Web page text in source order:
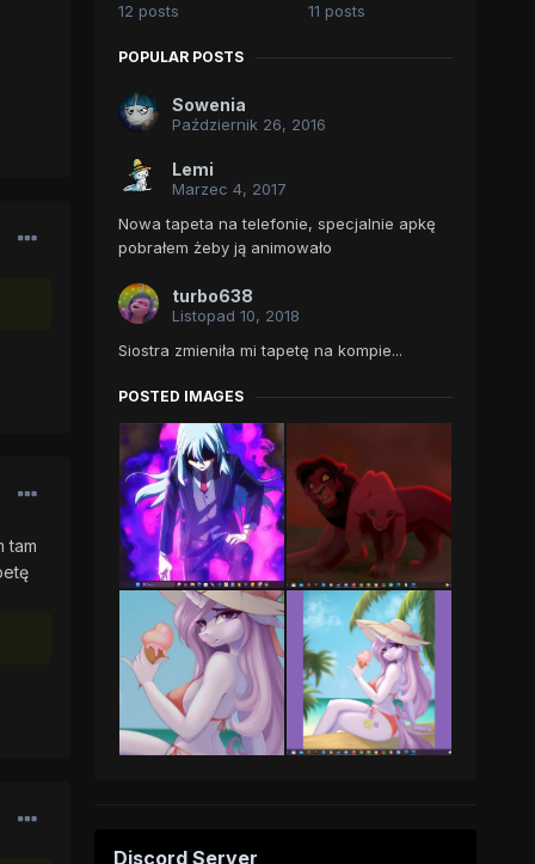
tam
12 posts
11 posts
POPULAR POSTS
Sowenia
Październik 26, 2016
Lemi
Marzec 4, 2017
Nowa tapeta na telefonie, specjalnie apkę
pobrałem żeby ją animowało
turbo638
Listopad 10, 2018
Siostra zmieniła mi tapetę na kompie...
POSTED IMAGES
Discord Server